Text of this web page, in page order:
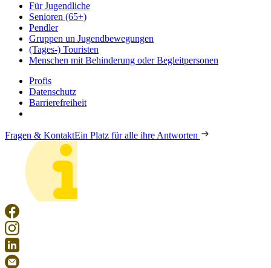
Für Jugendliche
Senioren (65+)
Pendler
Gruppen un Jugendbewegungen
(Tages-) Touristen
Menschen mit Behinderung oder Begleitpersonen
Profis
Datenschutz
Barrierefreiheit
Fragen & KontaktEin Platz für alle ihre Antworten